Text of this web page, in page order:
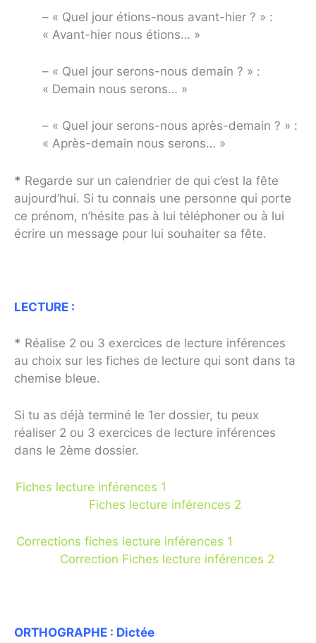
– « Quel jour étions-nous avant-hier ? » :
« Avant-hier nous étions… »
– « Quel jour serons-nous demain ? » :
« Demain nous serons… »
– « Quel jour serons-nous après-demain ? » :
« Après-demain nous serons… »
* Regarde sur un calendrier de qui c’est la fête
aujourd’hui. Si tu connais une personne qui porte
ce prénom, n’hésite pas à lui téléphoner ou à lui
écrire un message pour lui souhaiter sa fête.
LECTURE :
* Réalise 2 ou 3 exercices de lecture inférences
au choix sur les fiches de lecture qui sont dans ta
chemise bleue.
Si tu as déjà terminé le 1er dossier, tu peux
réaliser 2 ou 3 exercices de lecture inférences
dans le 2ème dossier.
Fiches lecture inférences 1
Fiches lecture inférences 2
Corrections fiches lecture inférences 1
Correction Fiches lecture inférences 2
ORTHOGRAPHE : Dictée